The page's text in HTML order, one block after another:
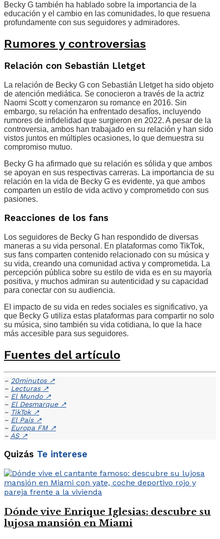
Becky G también ha hablado sobre la importancia de la
educación y el cambio en las comunidades, lo que resuena
profundamente con sus seguidores y admiradores.
Rumores y controversias
Relación con Sebastián Lletget
La relación de Becky G con Sebastián Lletget ha sido objeto
de atención mediática. Se conocieron a través de la actriz
Naomi Scott y comenzaron su romance en 2016. Sin
embargo, su relación ha enfrentado desafíos, incluyendo
rumores de infidelidad que surgieron en 2022. A pesar de la
controversia, ambos han trabajado en su relación y han sido
vistos juntos en múltiples ocasiones, lo que demuestra su
compromiso mutuo.
Becky G ha afirmado que su relación es sólida y que ambos
se apoyan en sus respectivas carreras. La importancia de su
relación en la vida de Becky G es evidente, ya que ambos
comparten un estilo de vida activo y comprometido con sus
pasiones.
Reacciones de los fans
Los seguidores de Becky G han respondido de diversas
maneras a su vida personal. En plataformas como TikTok,
sus fans comparten contenido relacionado con su música y
su vida, creando una comunidad activa y comprometida. La
percepción pública sobre su estilo de vida es en su mayoría
positiva, y muchos admiran su autenticidad y su capacidad
para conectar con su audiencia.
El impacto de su vida en redes sociales es significativo, ya
que Becky G utiliza estas plataformas para compartir no solo
su música, sino también su vida cotidiana, lo que la hace
más accesible para sus seguidores.
Fuentes del artículo
– 20minutos ↗
– Lecturas ↗
– El Mundo ↗
– El Desmarque ↗
– TikTok ↗
– El País ↗
– Europa FM ↗
– AS ↗
Quizás Te interese
Dónde vive Enrique Iglesias: descubre su
lujosa mansión en Miami